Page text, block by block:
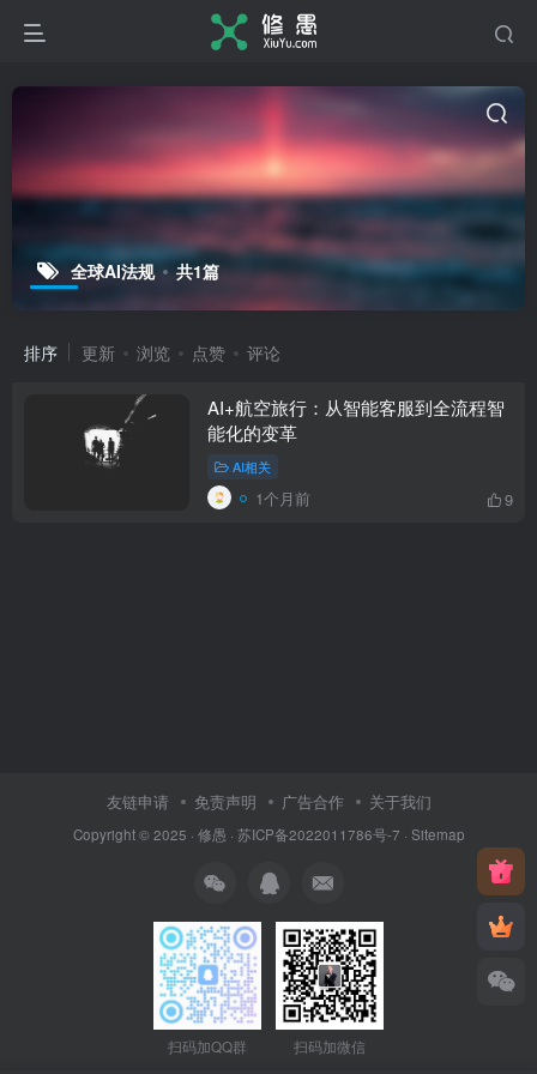
全球AI法规 共1篇
排序 更新 浏览 点赞 评论
AI+航空旅行：从智能客服到全流程智
能化的变革
AI相关
1个月前 9
友链申请 免责声明 广告合作 关于我们
Copyright © 2025 · 修愚 · 苏ICP备2022011786号-7 · Sitemap
扫码加QQ群 扫码加微信